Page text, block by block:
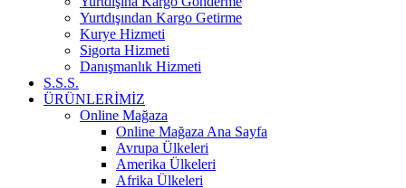
Yurtdışından Kargo Getirme
Kurye Hizmeti
Sigorta Hizmeti
Danışmanlık Hizmeti
S.S.S.
ÜRÜNLERİMİZ
Online Mağaza
Online Mağaza Ana Sayfa
Avrupa Ülkeleri
Amerika Ülkeleri
Afrika Ülkeleri